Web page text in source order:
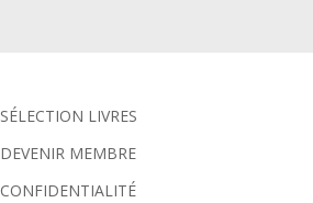
SÉLECTION LIVRES
DEVENIR MEMBRE
CONFIDENTIALITÉ